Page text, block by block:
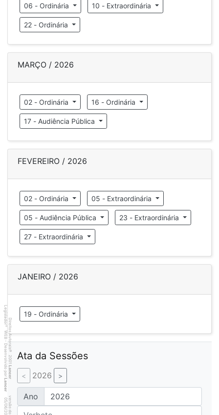
06 - Ordinária 10 - Extraordinária
22 - Ordinária
MARÇO / 2026
02 - Ordinária 16 - Ordinária
17 - Audiência Pública
FEVEREIRO / 2026
02 - Ordinária 05 - Extraordinária
05 - Audiência Pública 23 - Extraordinária
27 - Extraordinária
JANEIRO / 2026
19 - Ordinária
Ata da Sessões
2026
Ano
Direitos Autorais
©
2001
Lancer
Legislador
®
WEB - Desenvolvido por
Lancer
8
9
4
:3
9
0
5
/
0
6
/
2
0
2
6